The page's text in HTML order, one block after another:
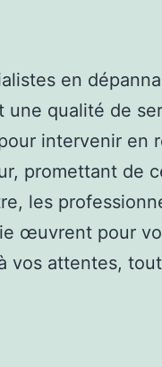
en
une qualité de
intervenir en
promettant de
les
œuvrent pour
vos attentes,